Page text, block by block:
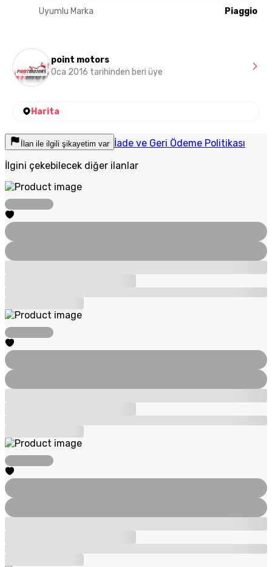
Uyumlu Marka Piaggio
point motors
Oca 2016 tarihinden beri üye
Harita
İlan ile ilgili şikayetim var İade ve Geri Ödeme Politikası
İlgini çekebilecek diğer ilanlar